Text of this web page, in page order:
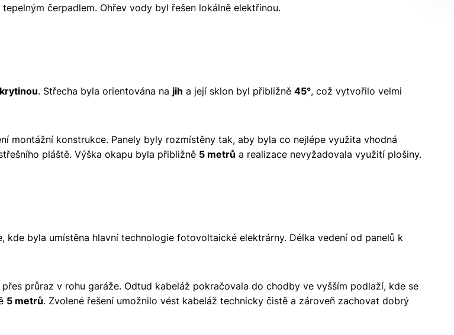
čerpadlem. Ohřev vody byl řešen lokálně elektřinou.
. Střecha byla orientována na jih a její sklon byl přibližně 45°, což vytvořilo velmi
montážní konstrukce. Panely byly rozmístěny tak, aby byla co nejlépe využita vhodná
pláště. Výška okapu byla přibližně 5 metrů a realizace nevyžadovala využití plošiny.
byla umístěna hlavní technologie fotovoltaické elektrárny. Délka vedení od panelů k
průraz v rohu garáže. Odtud kabeláž pokračovala do chodby ve vyšším podlaží, kde se
5 metrů. Zvolené řešení umožnilo vést kabeláž technicky čistě a zároveň zachovat dobrý